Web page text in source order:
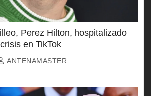
Perez Hilton, hospitalizado
en TikTok
ANTENAMASTER